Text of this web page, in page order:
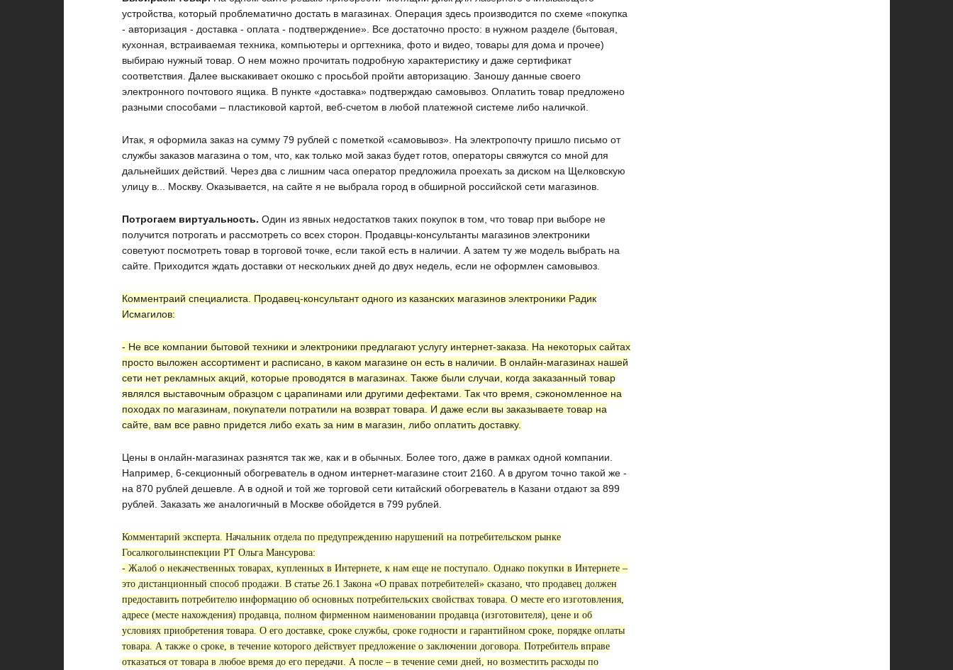
устройства, который проблематично достать в магазинах. Операция здесь производится по схеме «покупка
- авторизация - доставка - оплата - подтверждение». Все достаточно просто: в нужном разделе (бытовая,
кухонная, встраиваемая техника, компьютеры и оргтехника, фото и видео, товары для дома и прочее)
выбираю нужный товар. О нем можно прочитать подробную характеристику и даже сертификат
соответствия. Далее выскакивает окошко с просьбой пройти авторизацию. Заношу данные своего
электронного почтового ящика. В пункте «доставка» подтверждаю самовывоз. Оплатить товар предложено
разными способами – пластиковой картой, веб-счетом в любой платежной системе либо наличкой.
Итак, я оформила заказ на сумму 79 рублей с пометкой «самовывоз». На электропочту пришло письмо от
службы заказов магазина о том, что, как только мой заказ будет готов, операторы свяжутся со мной для
дальнейших действий. Через два с лишним часа оператор предложила проехать за диском на Щелковскую
улицу в... Москву. Оказывается, на сайте я не выбрала город в обширной российской сети магазинов.
Потрогаем виртуальность. Один из явных недостатков таких покупок в том, что товар при выборе не
получится потрогать и рассмотреть со всех сторон. Продавцы-консультанты магазинов электроники
советуют посмотреть товар в торговой точке, если такой есть в наличии. А затем ту же модель выбрать на
сайте. Приходится ждать доставки от нескольких дней до двух недель, если не оформлен самовывоз.
Комментраий специалиста. Продавец-консультант одного из казанских магазинов электроники Радик
Исмагилов:
- Не все компании бытовой техники и электроники предлагают услугу интернет-заказа. На некоторых сайтах
просто выложен ассортимент и расписано, в каком магазине он есть в наличии. В онлайн-магазинах нашей
сети нет рекламных акций, которые проводятся в магазинах. Также были случаи, когда заказанный товар
являлся выставочным образцом с царапинами или другими дефектами. Так что время, сэкономленное на
походах по магазинам, покупатели потратили на возврат товара. И даже если вы заказываете товар на
сайте, вам все равно придется либо ехать за ним в магазин, либо оплатить доставку.
Цены в онлайн-магазинах разнятся так же, как и в обычных. Более того, даже в рамках одной компании.
Например, 6-секционный обогреватель в одном интернет-магазине стоит 2160. А в другом точно такой же -
на 870 рублей дешевле. А в одной и той же торговой сети китайский обогреватель в Казани отдают за 899
рублей. Заказать же аналогичный в Москве обойдется в 799 рублей.
Комментарий эксперта. Начальник отдела по предупреждению нарушений на потребительском рынке
Госалкогольинспекции РТ Ольга Мансурова:
- Жалоб о некачественных товарах, купленных в Интернете, к нам еще не поступало. Однако покупки в Интернете –
это дистанционный способ продажи. В статье 26.1 Закона «О правах потребителей» сказано, что продавец должен
предоставить потребителю информацию об основных потребительских свойствах товара. О месте его изготовления,
адресе (месте нахождения) продавца, полном фирменном наименовании продавца (изготовителя), цене и об
условиях приобретения товара. О его доставке, сроке службы, сроке годности и гарантийном сроке, порядке оплаты
товара. А также о сроке, в течение которого действует предложение о заключении договора. Потребитель вправе
отказаться от товара в любое время до его передачи. А после – в течение семи дней, но возместить расходы по